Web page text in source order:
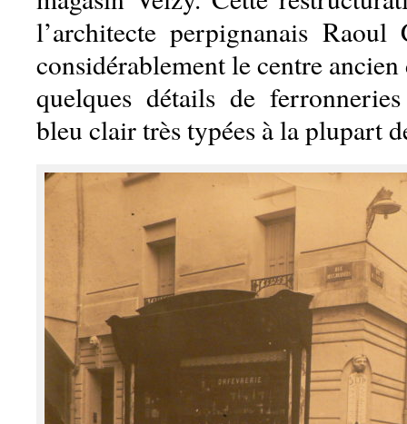
l’architecte perpignanais
considérablement le centre
quelques détails de
bleu clair très typées à la plupart